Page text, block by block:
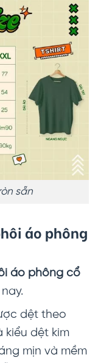
sẵn
áo phông
áo phông cổ
dệt theo
kiểu dệt kim
mịn và mềm